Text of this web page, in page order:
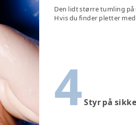
Den lidt større tumling
Hvis du finder pletter
4Styr på